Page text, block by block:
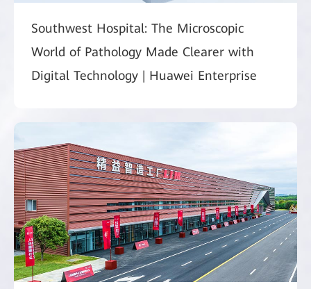
Southwest Hospital: The Microscopic
World of Pathology Made Clearer with
Digital Technology | Huawei Enterprise